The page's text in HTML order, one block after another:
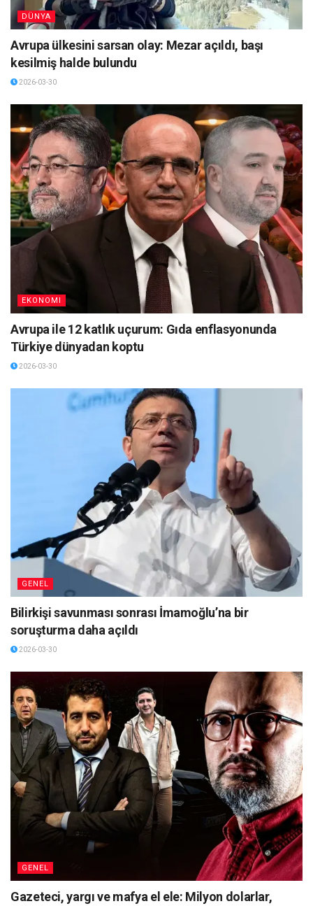
DÜNYA
Avrupa ülkesini sarsan olay: Mezar açıldı, başı
kesilmiş halde bulundu
2026-03-30
EKONOMI
Avrupa ile 12 katlık uçurum: Gıda enflasyonunda
Türkiye dünyadan koptu
2026-03-30
GENEL
Bilirkişi savunması sonrası İmamoğlu’na bir
soruşturma daha açıldı
2026-03-30
GENEL
Gazeteci, yargı ve mafya el ele: Milyon dolarlar,